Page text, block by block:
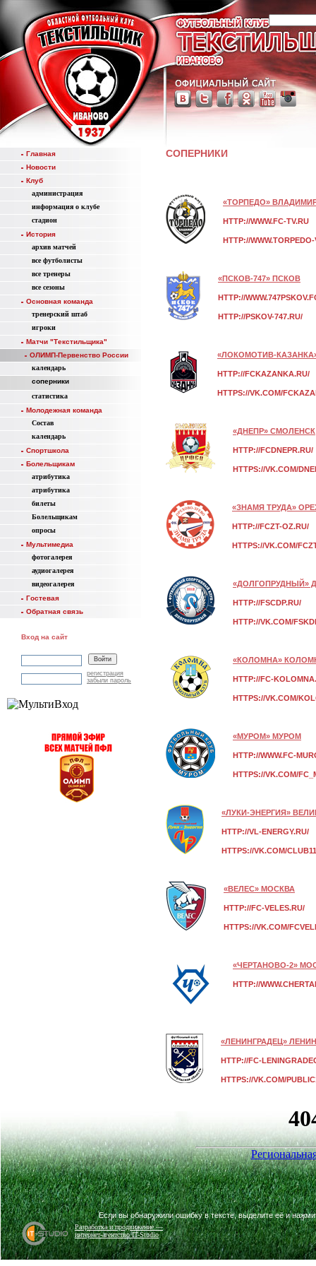
Главная
Новости
Клуб
администрация
информация о клубе
стадион
История
aрхив матчей
все футболисты
все тренеры
все сезоны
Основная команда
тренерский штаб
игроки
Матчи "Текстильщика"
ОЛИМП-Первенство России
календарь
соперники
статистика
Молодежная команда
Состав
календарь
Спортшкола
Болельщикам
атрибутика
атрибутика
билеты
Болельщикам
опросы
Мультимедиа
фотогалерея
аудиогалерея
видеогалерея
Гостевая
Обратная связь
Вход на сайт
регистрация
забыли пароль
СОПЕРНИКИ
«ТОРПЕДО»
HTTP://WWW.FC-TV.RU
HTTP://
«ПСКОВ-747» ПСКОВ
HTTP://
HTTP://PSKOV-747.RU/
«ЛОКОМОТИВ-
HTTP://FCKAZANKA.RU/
HTTPS://VK.COM/
«ДНЕПР» СМОЛЕНСК
HTTP://FCDNEPR.RU/
HTTPS://VK.COM/
«ЗНАМЯ ТРУДА»
HTTP://FCZT-OZ.RU/
HTTPS://VK.COM/
«ДОЛГОПРУДНЫЙ»
HTTP://FSCDP.RU/
HTTP://VK.COM/
«КОЛОМНА»
HTTP://FC-
HTTPS://VK.COM/
«МУРОМ» МУРОМ
HTTP://WWW.FC-
HTTPS://VK.COM/
«ЛУКИ-ЭНЕРГИЯ»
HTTP://VL-ENERGY.RU/
HTTPS://VK.COM/
«ВЕЛЕС» МОСКВА
HTTP://FC-VELES.RU/
HTTPS://VK.COM/
«ЧЕРТАНОВО-2»
HTTP://
«ЛЕНИНГРАДЕЦ»
HTTP://FC-
HTTPS://VK.COM/
Разработка и продвижение —
интернет-агентство IT-Studio
Если вы обнаружили ошибку в тексте, выделите её и